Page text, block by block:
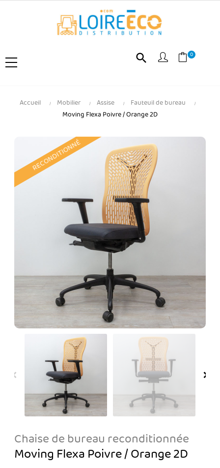
search 0
Accueil Mobilier Assise
Fauteuil de bureau
Moving Flexa Poivre / Orange 2D
RECONDITIONNÉ
Chaise de bureau reconditionnée
Moving Flexa Poivre / Orange 2D